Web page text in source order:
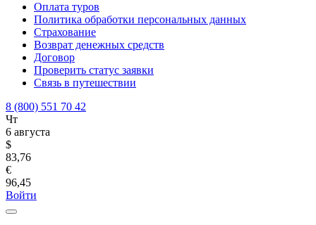
Оплата туров
Политика обработки персональных данных
Страхование
Возврат денежных средств
Договор
Проверить статус заявки
Связь в путешествии
8 (800) 551 70 42
Чт
6 августа
$
83,76
€
96,45
Войти